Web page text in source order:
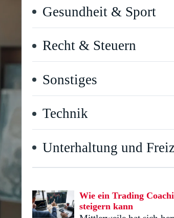
Gesundheit & Sport
Recht & Steuern
Sonstiges
Technik
Unterhaltung und
Wie ein Trading
steigern kann